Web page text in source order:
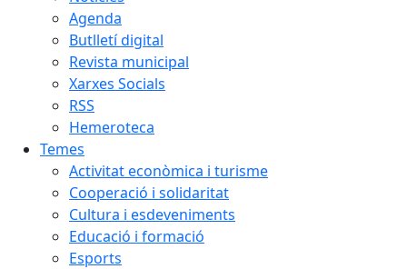
Agenda
Butlletí digital
Revista municipal
Xarxes Socials
RSS
Hemeroteca
Temes
Activitat econòmica i turisme
Cooperació i solidaritat
Cultura i esdeveniments
Educació i formació
Esports